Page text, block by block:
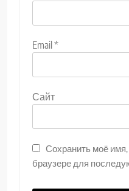
Email*
Сайт
Сохранить моё имя,
браузере для